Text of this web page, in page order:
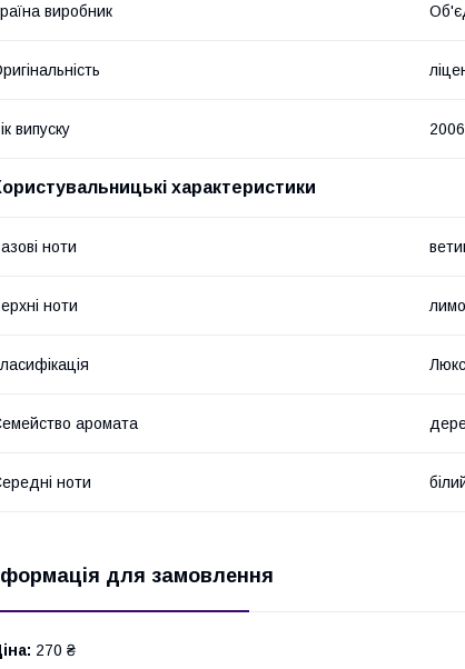
виробник
випуску 2006
характеристики
ноти
ноти
Люкс
аромата
ноти
для замовлення
270 ₴